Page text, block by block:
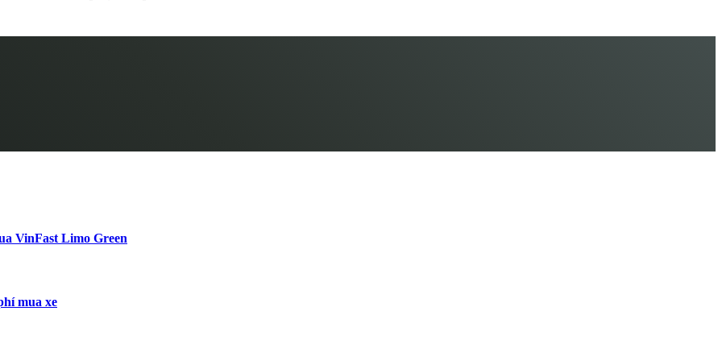
VinFast Limo Green
mua xe